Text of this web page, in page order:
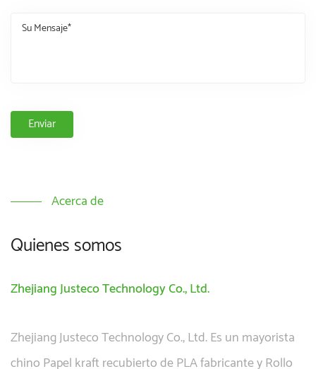
Acerca de
Quienes somos
Zhejiang Justeco Technology Co., Ltd.
Zhejiang Justeco Technology Co., Ltd. Es un mayorista
chino Papel kraft recubierto de PLA fabricanteyRollo